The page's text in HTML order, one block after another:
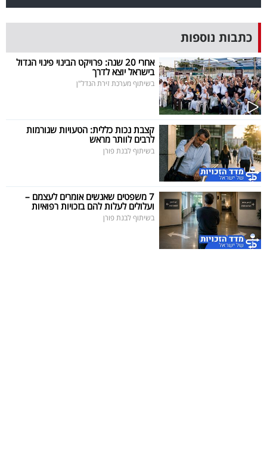
כתבות נוספות
אחרי 20 שנה: פרויקט הבינוי פינוי הגדול
בישראל יוצא לדרך
בשיתוף מערכת זירת הנדל"ן
קצבת נכות כללית: הטעויות שגורמות
לרבים לוותר מראש
בשיתוף לבנת פורן
7 משפטים שאנשים אומרים לעצמם –
ועלולים לעלות להם בזכויות רפואיות
בשיתוף לבנת פורן